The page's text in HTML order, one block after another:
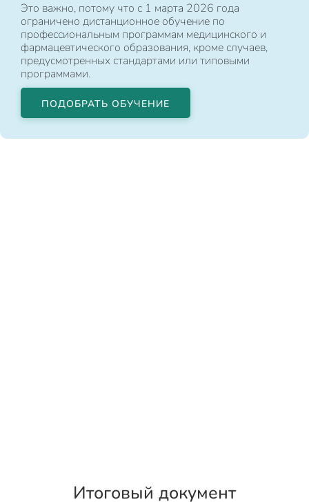
Это важно, потому что с 1 марта 2026 года
ограничено дистанционное обучение по
профессиональным программам медицинского и
фармацевтического образования, кроме случаев,
предусмотренных стандартами или типовыми
программами.
ПОДОБРАТЬ ОБУЧЕНИЕ
Итоговый документ